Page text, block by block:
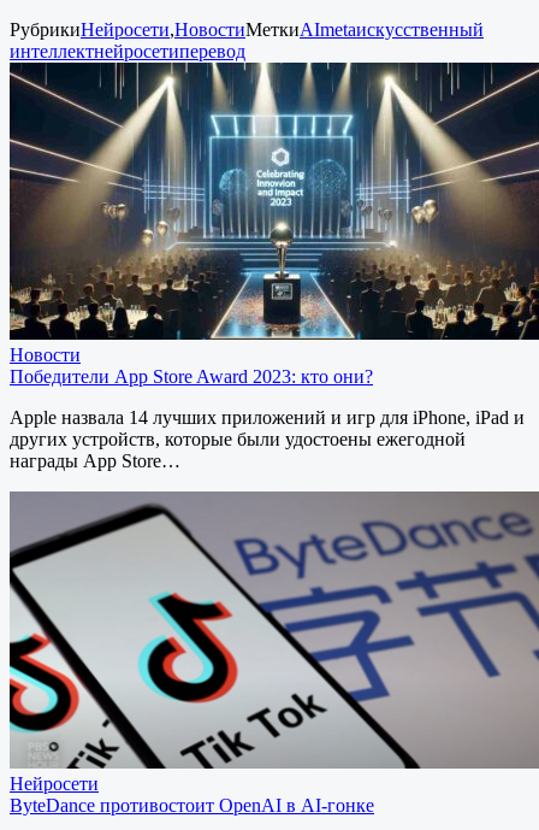
РубрикиНейросети,НовостиМеткиAImetaискусственный
интеллектнейросетиперевод
Новости
Победители App Store Award 2023: кто они?
Apple назвала 14 лучших приложений и игр для iPhone, iPad и
других устройств, которые были удостоены ежегодной
награды App Store…
Нейросети
ByteDance противостоит OpenAI в AI-гонке